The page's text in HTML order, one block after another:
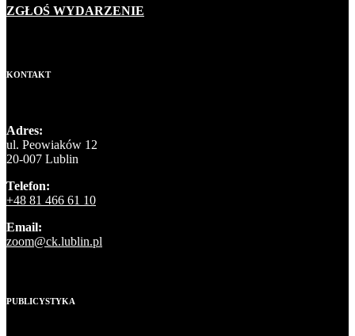
ZGŁOŚ WYDARZENIE
KONTAKT
Adres:
ul. Peowiaków 12
20-007 Lublin
Telefon:
+48 81 466 61 10
Email:
zoom@ck.lublin.pl
PUBLICYSTYKA